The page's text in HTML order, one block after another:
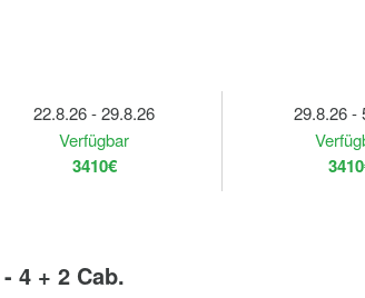
22.8.26 - 29.8.26
Verfügbar
3410€
29.8.26 -
4 + 2 Cab.